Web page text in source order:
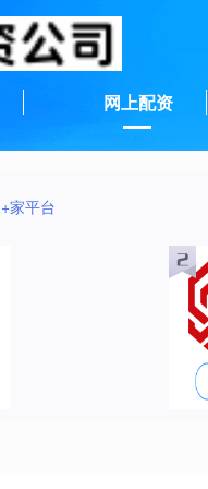
网上配资
+家平台